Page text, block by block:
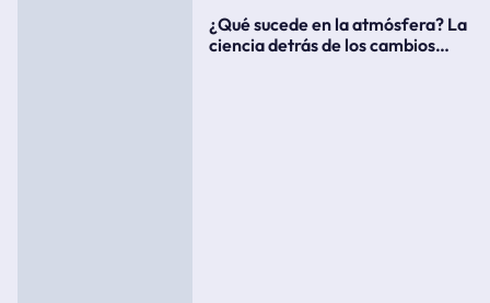
¿Qué sucede en la atmósfera? La
ciencia detrás de los cambios